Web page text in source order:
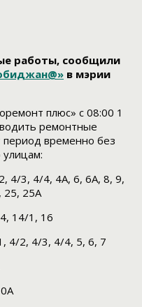
работы, сообщили
в мэрии
плюс» с 08:00 1
ремонтные
период временно без
улицам:
3, 4/4, 4А, 6, 6А, 8, 9,
25, 25А
14/1, 16
2, 4/3, 4/4, 5, 6, 7